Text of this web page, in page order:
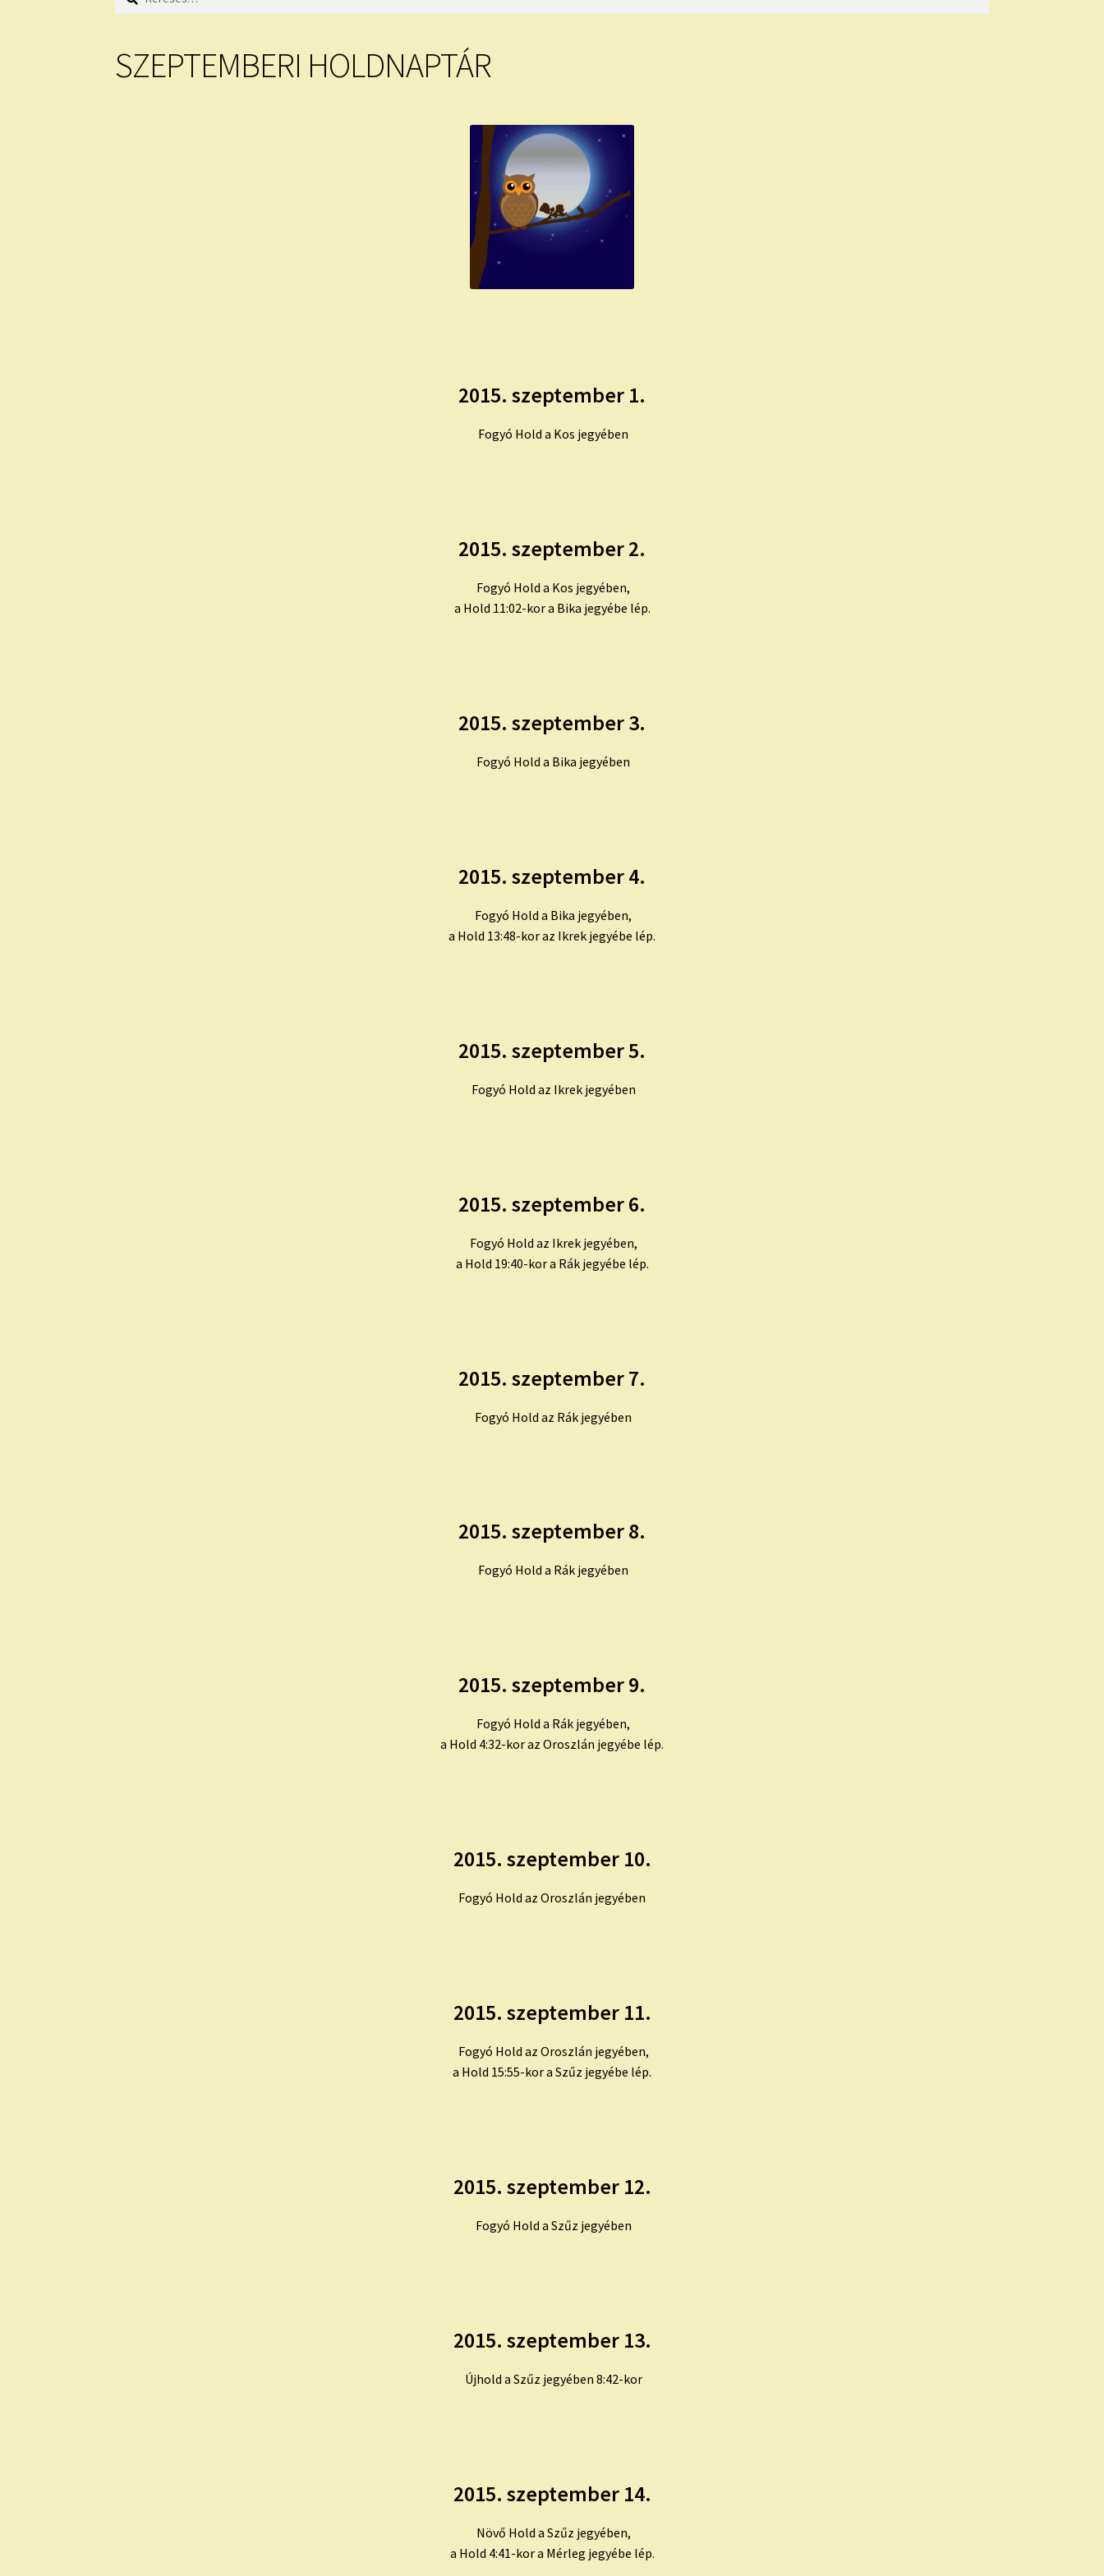
SZEPTEMBERI HOLDNAPTÁR
2015. szeptember 1.
Fogyó Hold a Kos jegyében
2015. szeptember 2.
Fogyó Hold a Kos jegyében,
a Hold 11:02-kor a Bika jegyébe lép.
2015. szeptember 3.
Fogyó Hold a Bika jegyében
2015. szeptember 4.
Fogyó Hold a Bika jegyében,
a Hold 13:48-kor az Ikrek jegyébe lép.
2015. szeptember 5.
Fogyó Hold az Ikrek jegyében
2015. szeptember 6.
Fogyó Hold az Ikrek jegyében,
a Hold 19:40-kor a Rák jegyébe lép.
2015. szeptember 7.
Fogyó Hold az Rák jegyében
2015. szeptember 8.
Fogyó Hold a Rák jegyében
2015. szeptember 9.
Fogyó Hold a Rák jegyében,
a Hold 4:32-kor az Oroszlán jegyébe lép.
2015. szeptember 10.
Fogyó Hold az Oroszlán jegyében
2015. szeptember 11.
Fogyó Hold az Oroszlán jegyében,
a Hold 15:55-kor a Szűz jegyébe lép.
2015. szeptember 12.
Fogyó Hold a Szűz jegyében
2015. szeptember 13.
Újhold a Szűz jegyében 8:42-kor
2015. szeptember 14.
Növő Hold a Szűz jegyében,
a Hold 4:41-kor a Mérleg jegyébe lép.